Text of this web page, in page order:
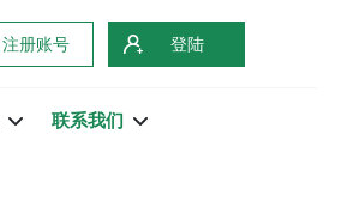
注册账号 登陆
联系我们